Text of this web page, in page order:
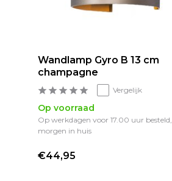
Wandlamp Gyro B 13 cm
champagne
Vergelijk
Op voorraad
Op werkdagen voor 17.00 uur besteld,
morgen in huis
€44,95